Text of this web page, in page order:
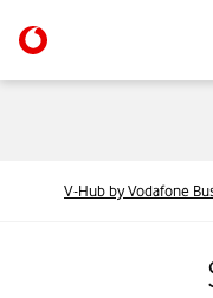
V-Hub by Vodafone